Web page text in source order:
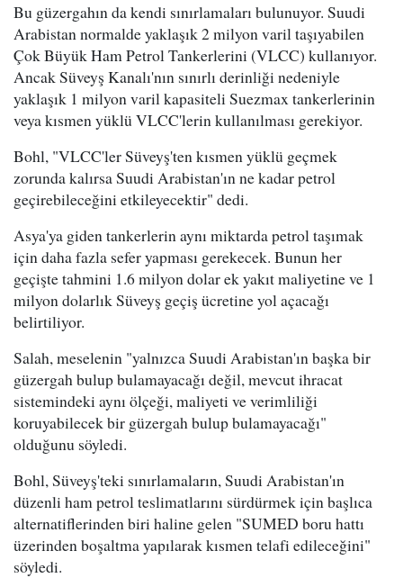
Bu güzergahın da kendi sınırlamaları bulunuyor. Suudi
Arabistan normalde yaklaşık 2 milyon varil taşıyabilen
Çok Büyük Ham Petrol Tankerlerini (VLCC) kullanıyor.
Ancak Süveyş Kanalı'nın sınırlı derinliği nedeniyle
yaklaşık 1 milyon varil kapasiteli Suezmax tankerlerinin
veya kısmen yüklü VLCC'lerin kullanılması gerekiyor.
Bohl, "VLCC'ler Süveyş'ten kısmen yüklü geçmek
zorunda kalırsa Suudi Arabistan'ın ne kadar petrol
geçirebileceğini etkileyecektir" dedi.
Asya'ya giden tankerlerin aynı miktarda petrol taşımak
için daha fazla sefer yapması gerekecek. Bunun her
geçişte tahmini 1.6 milyon dolar ek yakıt maliyetine ve 1
milyon dolarlık Süveyş geçiş ücretine yol açacağı
belirtiliyor.
Salah, meselenin "yalnızca Suudi Arabistan'ın başka bir
güzergah bulup bulamayacağı değil, mevcut ihracat
sistemindeki aynı ölçeği, maliyeti ve verimliliği
koruyabilecek bir güzergah bulup bulamayacağı"
olduğunu söyledi.
Bohl, Süveyş'teki sınırlamaların, Suudi Arabistan'ın
düzenli ham petrol teslimatlarını sürdürmek için başlıca
alternatiflerinden biri haline gelen "SUMED boru hattı
üzerinden boşaltma yapılarak kısmen telafi edileceğini"
söyledi.